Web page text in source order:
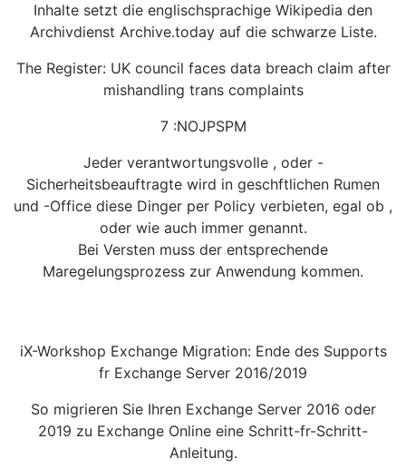
Inhalte setzt die englischsprachige Wikipedia den
Archivdienst Archive.today auf die schwarze Liste.
The Register: UK council faces data breach claim after
mishandling trans complaints
7 :NOJPSPM
Jeder verantwortungsvolle , oder -
Sicherheitsbeauftragte wird in geschftlichen Rumen
und -Office diese Dinger per Policy verbieten, egal ob ,
oder wie auch immer genannt.
Bei Versten muss der entsprechende
Maregelungsprozess zur Anwendung kommen.
iX-Workshop Exchange Migration: Ende des Supports
fr Exchange Server 2016/2019
So migrieren Sie Ihren Exchange Server 2016 oder
2019 zu Exchange Online eine Schritt-fr-Schritt-
Anleitung.